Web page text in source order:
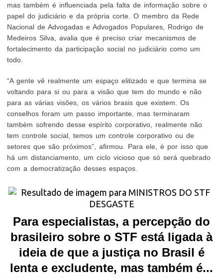
mas também é influenciada pela falta de informação sobre o
papel do judiciário e da própria corte. O membro da Rede
Nacional de Advogadas e Advogados Populares, Rodrigo de
Medeiros Silva, avalia que é preciso criar mecanismos de
fortalecimento da participação social no judiciário como um
todo.
“A gente vê realmente um espaço elitizado e que termina se
voltando para si ou para a visão que tem do mundo e não
para as várias visões, os vários brasis que existem. Os
conselhos foram um passo importante, mas terminaram
também sofrendo desse espírito corporativo, realmente não
tem controle social, temos um controle corporativo ou de
setores que são próximos”, afirmou. Para ele, é por isso que
há um distanciamento, um ciclo vicioso que só será quebrado
com a democratização desses espaços.
Para especialistas, a percepção do
brasileiro sobre o STF está ligada à
ideia de que a justiça no Brasil é
lenta e excludente, mas também é...